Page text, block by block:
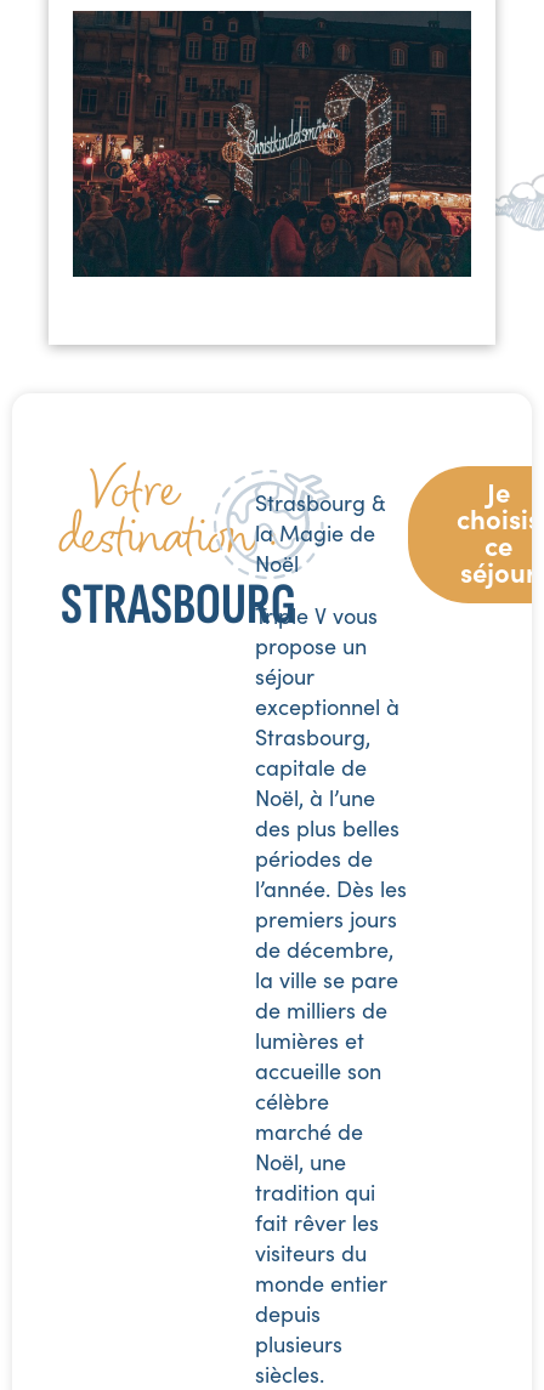
Votre
destination :
STRASBOURG
Strasbourg &
la Magie de
Noël
Triple V vous
propose un
séjour
exceptionnel à
Strasbourg,
capitale de
Noël, à l’une
des plus belles
périodes de
l’année. Dès les
premiers jours
de décembre,
la ville se pare
de milliers de
lumières et
accueille son
célèbre
marché de
Noël, une
tradition qui
fait rêver les
visiteurs du
monde entier
depuis
plusieurs
siècles.
Je
choisis
ce
séjour